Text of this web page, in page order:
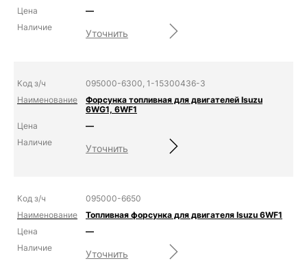
—
Уточнить
095000-6300, 1-15300436-3
Форсунка топливная для двигателей Isuzu
6WG1, 6WF1
—
Уточнить
095000-6650
Топливная форсунка для двигателя Isuzu 6WF1
—
Уточнить